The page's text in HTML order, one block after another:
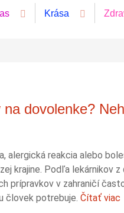
Krása
na dovolenke?
alergická reakcia alebo
krajine. Podľa lekárnikov
prípravkov v zahraničí
človek potrebuje. Čítať viac